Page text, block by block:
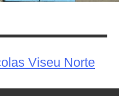
Viseu Norte